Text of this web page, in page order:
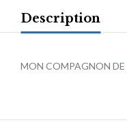
Description
MON COMPAGNON